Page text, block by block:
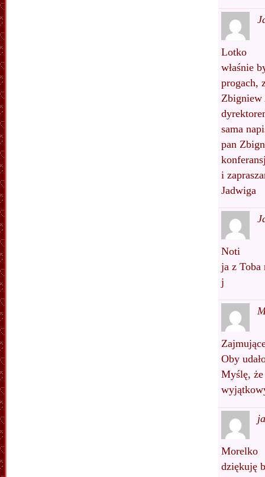
Lotko
właśnie
progach,
Zbigniew
sama
pan
i
Jadwiga
Noti
ja z Toba
j
Oby
Myślę,
Morelko
dziękuję